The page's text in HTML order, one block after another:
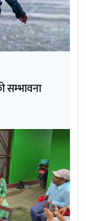
सम्भावना